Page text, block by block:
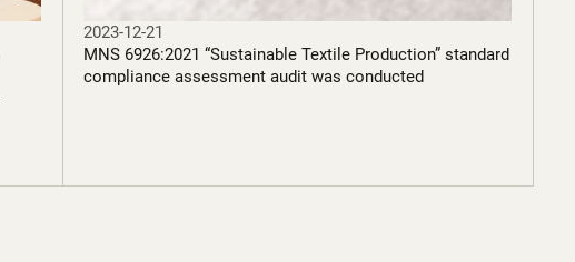
2023-12-21
MNS 6926:2021 “Sustainable Textile Production” standard
compliance assessment audit was conducted